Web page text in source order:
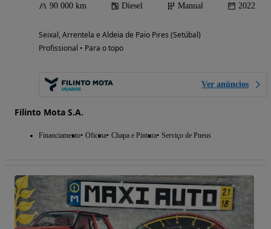
90 000 km Diesel Manual 2022
Seixal, Arrentela e Aldeia de Paio Pires (Setúbal)
Profissional • Para o topo
Ver anúncios
Filinto Mota S.A.
Financiamento Oficina Chapa e Pintura Serviço de Pneus